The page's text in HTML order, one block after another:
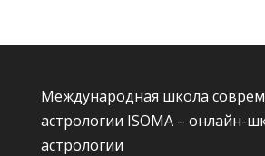
Международная школа
астрологии ISOMA – онлайн-
астрологии